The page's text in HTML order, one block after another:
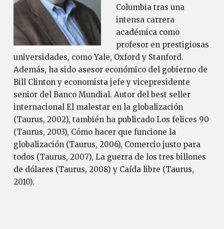
Columbia tras una
intensa carrera
académica como
profesor en prestigiosas
universidades, como Yale, Oxford y Stanford.
Además, ha sido asesor económico del gobierno de
Bill Clinton y economista jefe y vicepresidente
senior del Banco Mundial. Autor del best seller
internacional El malestar en la globalización
(Taurus, 2002), también ha publicado Los felices 90
(Taurus, 2003), Cómo hacer que funcione la
globalización (Taurus, 2006), Comercio justo para
todos (Taurus, 2007), La guerra de los tres billones
de dólares (Taurus, 2008) y Caída libre (Taurus,
2010).